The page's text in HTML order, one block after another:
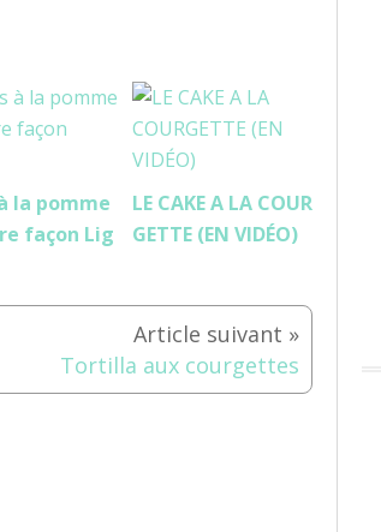
la pomme
façon Lig
LE CAKE A LA COUR
GETTE (EN VIDÉO)
Tortilla aux courgettes